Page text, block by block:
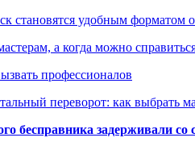
становятся удобным форматом
а когда можно
профессионалов
переворот: как выбрать
бесправника задерживали со